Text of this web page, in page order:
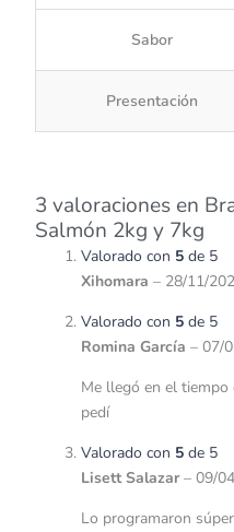
Sabor
Presentación
3 valoraciones en
Salmón 2kg y 7kg
Valorado con 5 de 5
Xihomara – 28/11/
Valorado con 5 de 5
Romina García – 07/
Me llegó en el
pedí
Valorado con 5 de 5
Lisett Salazar– 09/
Lo programaron